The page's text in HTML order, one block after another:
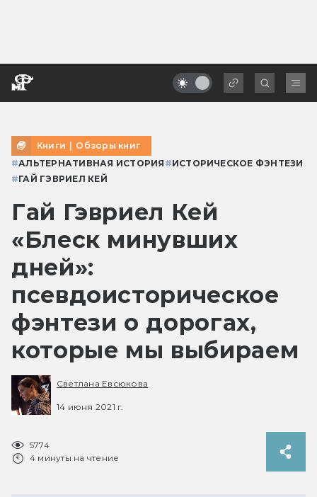
Книги | Обзоры книг
#АЛЬТЕРНАТИВНАЯ ИСТОРИЯ #ИСТОРИЧЕСКОЕ ФЭНТЕЗИ
#ГАЙ ГЭВРИЕЛ КЕЙ
Гай Гэвриел Кей
«Блеск минувших
дней»:
псевдоисторическое
фэнтези о дорогах,
которые мы выбираем
Светлана Евсюкова
14 июня 2021 г.
5774
4 минуты на чтение